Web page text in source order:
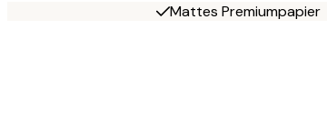
Mattes Premiumpapier